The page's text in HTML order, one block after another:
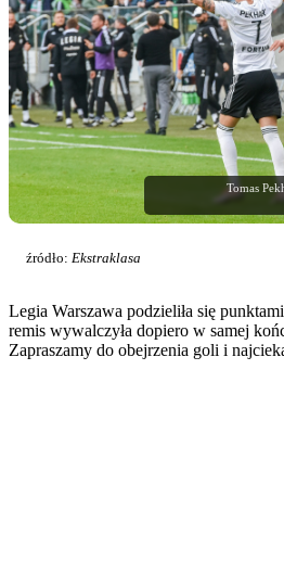
Tomas
źródło: Ekstraklasa
Legia Warszawa podzieliła się
remis wywalczyła dopiero w samej
Zapraszamy do obejrzenia goli i